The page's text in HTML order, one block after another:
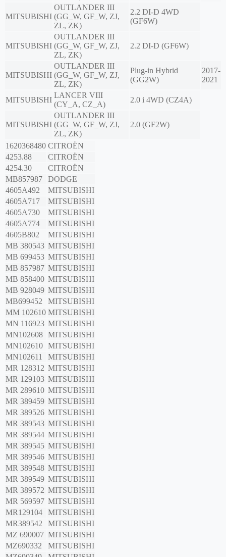
MITSUBISHI
OUTLANDER III
(GG_W, GF_W, ZJ,
ZL, ZK)
2.2 DI-D 4WD
(GF6W)
MITSUBISHI
OUTLANDER III
(GG_W, GF_W, ZJ,
ZL, ZK)
2.2 DI-D (GF6W)
MITSUBISHI
OUTLANDER III
(GG_W, GF_W, ZJ,
ZL, ZK)
Plug-in Hybrid
(GG2W)
2017-
2021
MITSUBISHI
LANCER VIII
(CY_A, CZ_A)
2.0 i 4WD (CZ4A)
MITSUBISHI
OUTLANDER III
(GG_W, GF_W, ZJ,
ZL, ZK)
2.0 (GF2W)
1620368480 CITROËN
4253.88
CITROËN
4254.30
CITROËN
MB857987
DODGE
4605A492
MITSUBISHI
4605A717
MITSUBISHI
4605A730
MITSUBISHI
4605A774
MITSUBISHI
4605B802
MITSUBISHI
MB 380543 MITSUBISHI
MB 699453 MITSUBISHI
MB 857987 MITSUBISHI
MB 858400 MITSUBISHI
MB 928049 MITSUBISHI
MB699452
MITSUBISHI
MM 102610 MITSUBISHI
MN 116923 MITSUBISHI
MN102608 MITSUBISHI
MN102610 MITSUBISHI
MN102611
MITSUBISHI
MR 128312 MITSUBISHI
MR 129103 MITSUBISHI
MR 289610 MITSUBISHI
MR 389459 MITSUBISHI
MR 389526 MITSUBISHI
MR 389543 MITSUBISHI
MR 389544 MITSUBISHI
MR 389545 MITSUBISHI
MR 389546 MITSUBISHI
MR 389548 MITSUBISHI
MR 389549 MITSUBISHI
MR 389572 MITSUBISHI
MR 569597 MITSUBISHI
MR129104
MITSUBISHI
MR389542
MITSUBISHI
MZ 690007 MITSUBISHI
MZ690332
MITSUBISHI